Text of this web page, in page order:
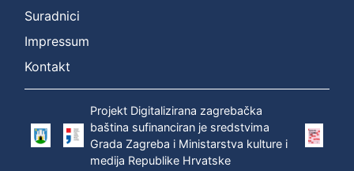
Suradnici
Impressum
Kontakt
Projekt Digitalizirana zagrebačka
baština sufinanciran je sredstvima
Grada Zagreba i Ministarstva kulture i
medija Republike Hrvatske